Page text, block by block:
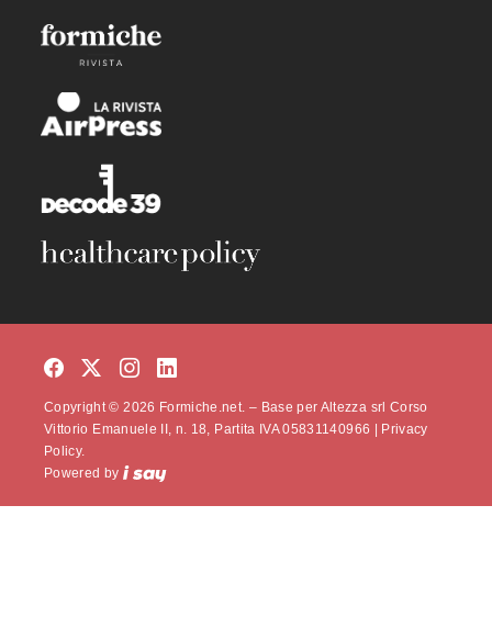
Copyright © 2026 Formiche.net. – Base per Altezza srl Corso
Vittorio Emanuele II, n. 18, Partita IVA 05831140966 |
Privacy
Policy.
Powered by